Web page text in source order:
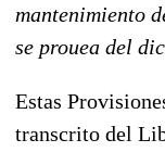
mantenimiento
se prouea del
Estas
transcrito del